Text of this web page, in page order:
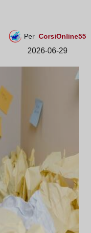
Per CorsiOnline55
2026-06-29